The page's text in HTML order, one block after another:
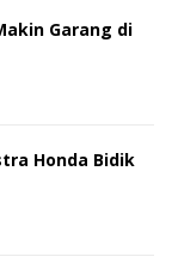
Garang di
Honda Bidik